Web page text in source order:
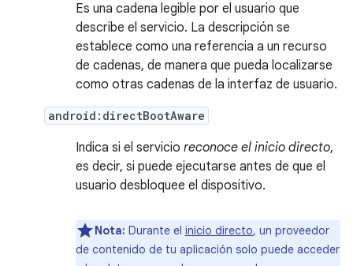
Es una cadena legible por el usuario que
describe el servicio. La descripción se
establece como una referencia a un recurso
de cadenas, de manera que pueda localizarse
como otras cadenas de la interfaz de usuario.
android:directBootAware
Indica si el servicio reconoce el inicio directo,
es decir, si puede ejecutarse antes de que el
usuario desbloquee el dispositivo.
Nota: Durante el inicio directo, un proveedor
de contenido de tu aplicación solo puede acceder